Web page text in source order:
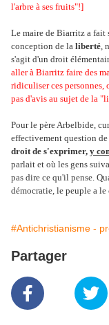
l'arbre à ses fruits"!]
Le maire de Biarritz a fait
conception de la liberté,
s'agit d'un droit
aller à Biarritz faire des
ridiculiser ces personnes,
pas d'avis au sujet de la
Pour le père Arbelbide,
effectivement question
droit de s'exprimer, y
parlait et où les gens
pas dire ce qu'il pense.
démocratie, le peuple a
#Antichristianisme -
Partager